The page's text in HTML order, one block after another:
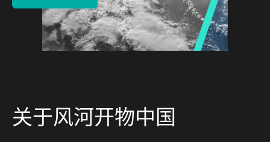
关于风河开物中国